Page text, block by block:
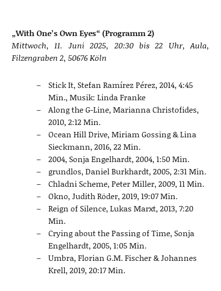
„With One’s Own Eyes“ (Programm 2)
Mittwoch, 11. Juni 2025, 20:30 bis 22 Uhr, Aula,
Filzengraben 2, 50676 Köln
Stick It, Stefan Ramírez Pérez, 2014, 4:45
Min., Musik: Linda Franke
Along the G-Line, Marianna Christofides,
2010, 2:12 Min.
Ocean Hill Drive, Miriam Gossing & Lina
Sieckmann, 2016, 22 Min.
2004, Sonja Engelhardt, 2004, 1:50 Min.
grundlos, Daniel Burkhardt, 2005, 2:31 Min.
Chladni Scheme, Peter Miller, 2009, 11 Min.
Okno, Judith Röder, 2019, 19:07 Min.
Reign of Silence, Lukas Marxt, 2013, 7:20
Min.
Crying about the Passing of Time, Sonja
Engelhardt, 2005, 1:05 Min.
Umbra, Florian G.M. Fischer & Johannes
Krell, 2019, 20:17 Min.